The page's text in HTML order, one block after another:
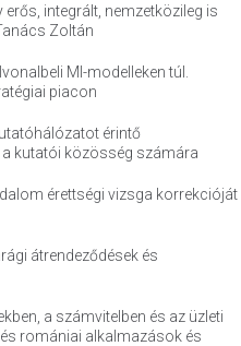
integrált, nemzetközileg is
Zoltán
MI-modelleken túl.
piacon
érintő
kutatói közösség számára
érettségi vizsga korrekcióját
átrendeződések és
a számvitelben és az üzleti
romániai alkalmazások és